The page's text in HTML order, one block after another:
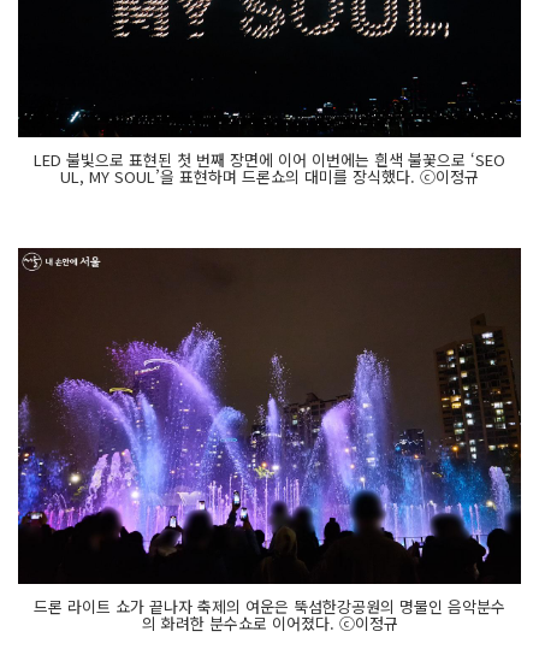
LED 불빛으로 표현된 첫 번째 장면에 이어 이번에는 흰색 불꽃으로 ‘SEO
UL, MY SOUL’을 표현하며 드론쇼의 대미를 장식했다. ⓒ이정규
드론 라이트 쇼가 끝나자 축제의 여운은 뚝섬한강공원의 명물인 음악분수
의 화려한 분수쇼로 이어졌다. ⓒ이정규